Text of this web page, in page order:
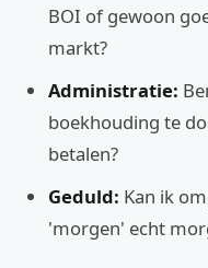
BOI of gewoon
markt?
Administratie:
boekhouding te
betalen?
Geduld: Kan ik
'morgen' echt